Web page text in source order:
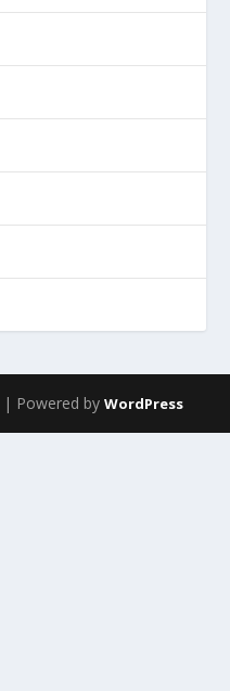
| Powered by WordPress